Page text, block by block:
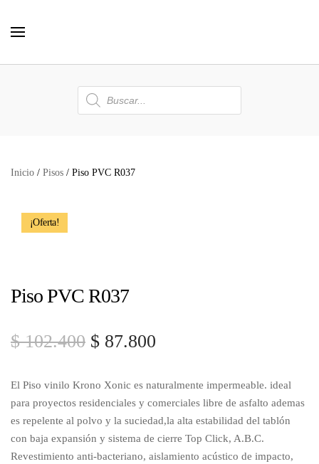
Búsqueda
de
productos
Inicio / Pisos / Piso PVC R037
¡Oferta!
Piso PVC R037
$102.400 $ 87.800
El Piso vinilo Krono Xonic es naturalmente impermeable. ideal
para proyectos residenciales y comerciales libre de asfalto ademas
es repelente al polvo y la suciedad,la alta estabilidad del tablón
con baja expansión y sistema de cierre Top Click, A.B.C.
Revestimiento anti-bacteriano, aislamiento acústico de impacto,